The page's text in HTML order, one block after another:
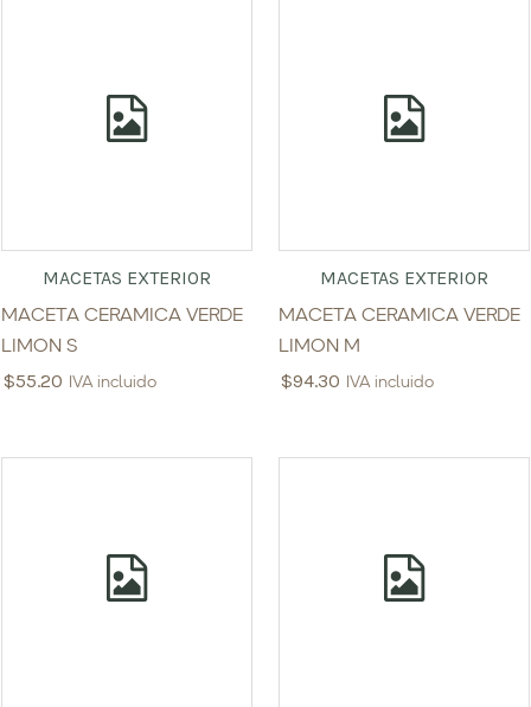
MACETAS EXTERIOR
MACETA CERAMICA VERDE
LIMON S
$55.20 IVA incluido
MACETAS EXTERIOR
MACETA CERAMICA VERDE
LIMON M
$94.30 IVA incluido